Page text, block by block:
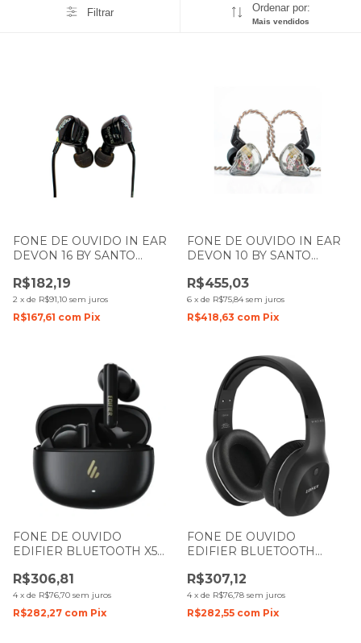
Filtrar Ordenar por:
Mais vendidos
FONE DE OUVIDO IN EAR
DEVON 16 BY SANTO
R$182,19
2 x de R$91,10 sem juros
R$167,61 com Pix
FONE DE OUVIDO IN EAR
DEVON 10 BY SANTO
R$455,03
6 x de R$75,84 sem juros
R$418,63 com Pix
FONE DE OUVIDO
EDIFIER BLUETOOTH X5
R$306,81
4 x de R$76,70 sem juros
R$282,27 com Pix
FONE DE OUVIDO
EDIFIER BLUETOOTH
R$307,12
4 x de R$76,78 sem juros
R$282,55 com Pix